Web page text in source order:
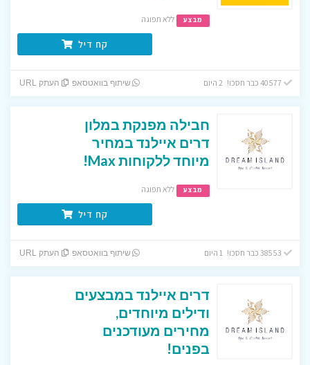
מבצע ללא תפוגה
קח דיל
שיתוף בוואטסאפ העתק URL
חבילה מפנקת במלון
דרים איילנד במחיר
מיוחד ללקוחות Max!
מבצע ללא תפוגה
קח דיל
שיתוף בוואטסאפ העתק URL
דרים איילנד במבצעים
ודילים מיוחדים,
מחירים מעודכנים
בפנים!